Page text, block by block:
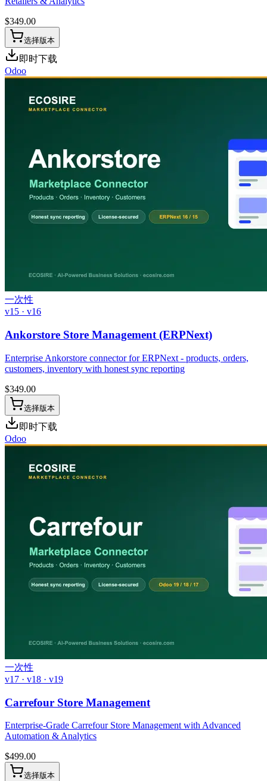
$349.00
选择版本
即时下载
Odoo
一次性
v15 · v16
Ankorstore Store Management (ERPNext)
Enterprise Ankorstore connector for ERPNext - products, orders,
customers, inventory with honest sync reporting
$349.00
选择版本
即时下载
Odoo
一次性
v17 · v18 · v19
Carrefour Store Management
Enterprise-Grade Carrefour Store Management with Advanced
Automation & Analytics
$499.00
选择版本